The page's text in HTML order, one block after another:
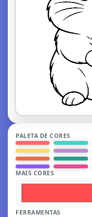
PALETA DE CORES
MAIS CORES
FERRAMENTAS